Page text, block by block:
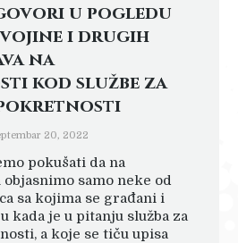
u pogledu
i drugih
na
kod službe za
20, 2022
pokušati da na
samo neke od
sa kojima se građani i
kada je u pitanju služba za
a koje se tiču upisa